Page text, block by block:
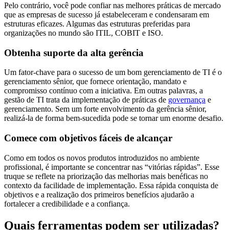
Pelo contrário, você pode confiar nas melhores práticas de mercado
que as empresas de sucesso já estabeleceram e condensaram em
estruturas eficazes. Algumas das estruturas preferidas para
organizações no mundo são ITIL, COBIT e ISO.
Obtenha suporte da alta gerência
Um fator-chave para o sucesso de um bom gerenciamento de TI é o
gerenciamento sênior, que fornece orientação, mandato e
compromisso contínuo com a iniciativa. Em outras palavras, a
gestão de TI trata da implementação de práticas de governança e
gerenciamento. Sem um forte envolvimento da gerência sênior,
realizá-la de forma bem-sucedida pode se tornar um enorme desafio.
Comece com objetivos fáceis de alcançar
Como em todos os novos produtos introduzidos no ambiente
profissional, é importante se concentrar nas “vitórias rápidas”. Esse
truque se reflete na priorização das melhorias mais benéficas no
contexto da facilidade de implementação. Essa rápida conquista de
objetivos e a realização dos primeiros benefícios ajudarão a
fortalecer a credibilidade e a confiança.
Quais ferramentas podem ser utilizadas?